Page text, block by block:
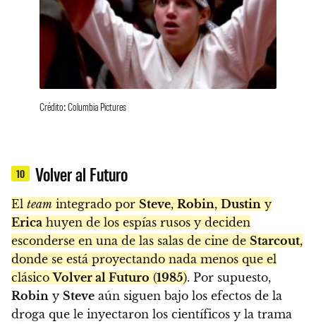
Crédito: Columbia Pictures
10 Volver al Futuro
El team integrado por Steve, Robin, Dustin y
Erica huyen de los espías rusos y deciden
esconderse en una de las salas de cine de Starcout,
donde se está proyectando nada menos que el
clásicoVolver al Futuro (1985). Por supuesto,
Robin y Steve aún siguen bajo los efectos de la
droga que le inyectaron los científicos y la trama